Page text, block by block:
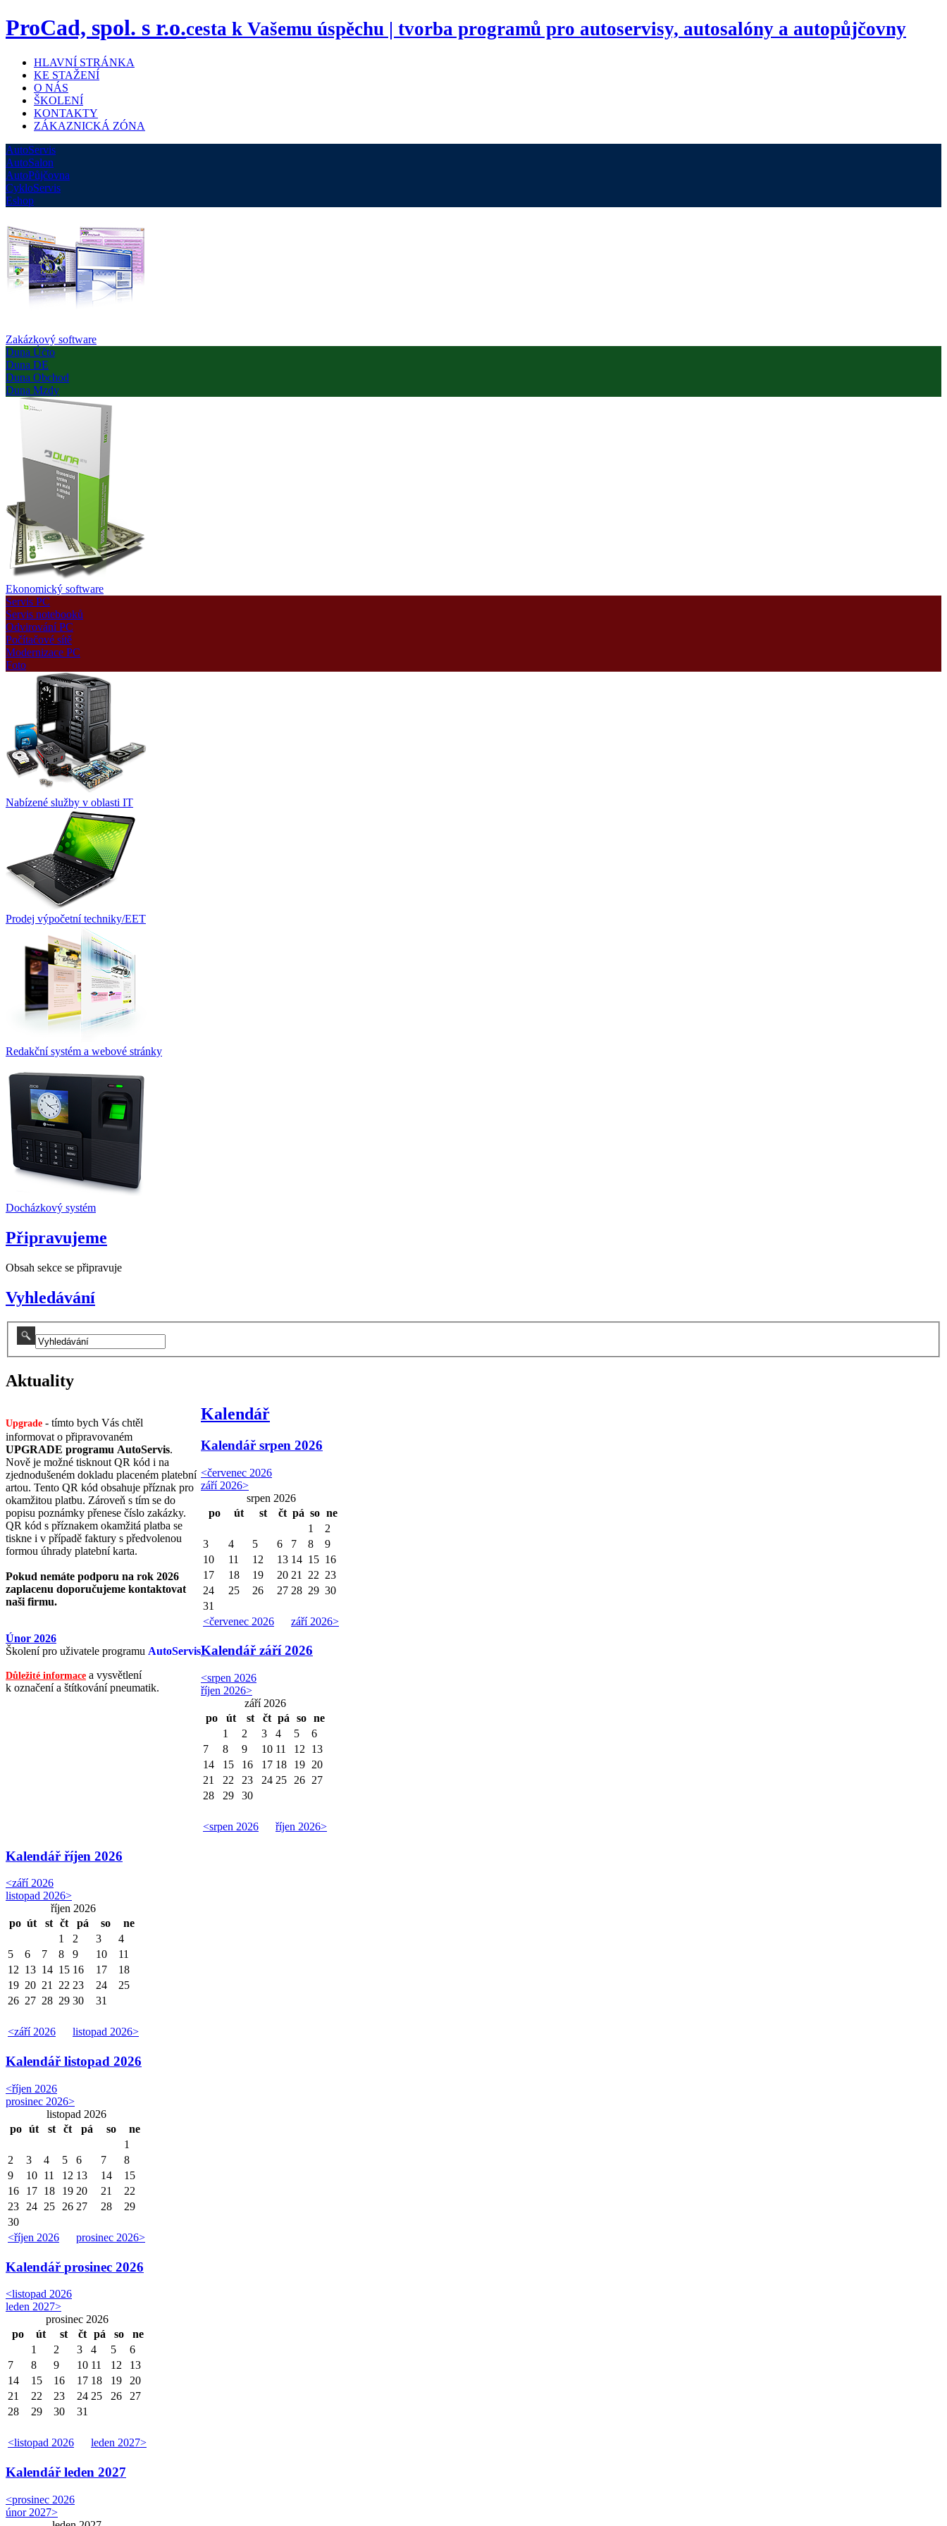
ProCad, spol. s r.o.cesta k Vašemu úspěchu | tvorba programů pro autoservisy, autosalóny a autopůjčovny
HLAVNÍ STRÁNKA
KE STAŽENÍ
O NÁS
ŠKOLENÍ
KONTAKTY
ZÁKAZNICKÁ ZÓNA
AutoServis
AutoSalon
AutoPůjčovna
CykloServis
Eshop
Zakázkový software
Duna Účto
Duna DE
Duna Obchod
Duna Mzdy
Ekonomický software
Servis PC
Servis notebooků
Odvirování PC
Počítačové sítě
Modernizace PC
Foto
Nabízené služby v oblasti IT
Prodej výpočetní techniky/EET
Redakční systém a webové stránky
Docházkový systém
Připravujeme
Obsah sekce se připravuje
Vyhledávání
Aktuality
Upgrade - tímto bych Vás chtěl
informovat o připravovaném
UPGRADE programu AutoServis.
Nově je možné tisknout QR kód i na
zjednodušeném dokladu placeném platební
artou. Tento QR kód obsahuje příznak pro
okamžitou platbu. Zároveň s tím se do
popisu poznámky přenese číslo zakázky.
QR kód s příznakem okamžitá platba se
tiskne i v případě faktury s předvolenou
formou úhrady platební karta.
Pokud nemáte podporu na rok 2026
zaplacenu doporučujeme kontaktovat
naši firmu.
Únor 2026
Školení pro uživatele programu AutoServis
Důležité informace a vysvětlení
k označení a štítkování pneumatik.
Kalendář
Kalendář srpen 2026
<červenec 2026
září 2026>
srpen 2026
po
út st čt pá so ne
<červenec 2026 září 2026>
1
2
3
4 5 6 7 8
9
10
11 12 13 14 15 16
17
18 19 20 21 22 23
24
25 26 27 28 29 30
31
Kalendář září 2026
<srpen 2026
říjen 2026>
září 2026
po
út st čt pá so ne
<srpen 2026 říjen 2026>
1 2 3 4 5
6
7
8 9 10 11 12
13
14
15 16 17 18 19 20
21
22 23 24 25 26 27
28
29 30
Kalendář říjen 2026
<září 2026
listopad 2026>
říjen 2026
po út st čt pá so ne
<září 2026 listopad 2026>
1 2 3
4
5
6 7 8 9 10
11
12 13 14 15 16 17
18
19 20 21 22 23 24
25
26 27 28 29 30 31
Kalendář listopad 2026
<říjen 2026
prosinec 2026>
listopad 2026
po
út st čt pá so ne
<říjen 2026 prosinec 2026>
1
2
3 4 5 6 7
8
9
10 11 12 13 14
15
16
17 18 19 20 21
22
23
24 25 26 27 28
29
30
Kalendář prosinec 2026
<listopad 2026
leden 2027>
prosinec 2026
po
út st čt pá so ne
<listopad 2026 leden 2027>
1 2 3 4 5
6
7
8 9 10 11 12
13
14
15 16 17 18 19
20
21
22 23 24 25 26
27
28
29 30 31
Kalendář leden 2027
<prosinec 2026
únor 2027>